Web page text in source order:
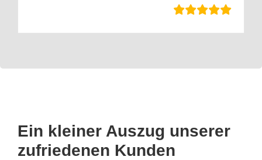
Ein kleiner Auszug unserer
zufriedenen Kunden